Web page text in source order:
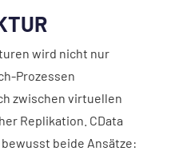
wird nicht nur
Prozessen
zwischen virtuellen
Replikation. CData
beide Ansätze: